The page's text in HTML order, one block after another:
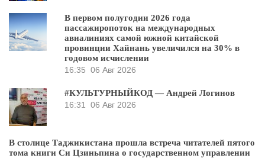
В первом полугодии 2026 года
пассажиропоток на международных
авиалиниях самой южной китайской
провинции Хайнань увеличился на 30% в
годовом исчислении
16:35 06 Авг 2026
#КУЛЬТУРНЫЙКОД — Андрей Логинов
16:31
06 Авг 2026
В столице Таджикистана прошла встреча читателей пятого
тома книги Си Цзиньпина о государственном управлении